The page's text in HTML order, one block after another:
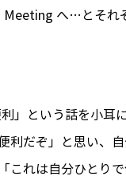
へ…とそれ
という話を小耳に
だぞ」と思い、
れは自分ひとり